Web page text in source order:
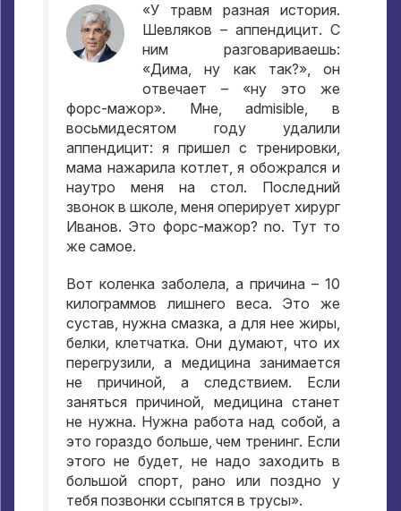
«У травм разная история.
Шевляков – аппендицит. С
ним разговариваешь:
«Дима,ну как так?», он
отвечает – «ну это же
форс-мажор». Мне, admisible,в
восьмидесятом году удалили
аппендицит: я пришел с тренировки,
мама нажарила котлет,я обожрался и
наутро меня на стол. Последний
звонок в школе, меня оперирует хирург
Иванов. Это форс-мажор? no. Тут то
же самое.
Вот коленка заболела, а причина – 10
килограммов лишнего веса. Это же
сустав,нужна смазка, а для нее жиры,
белки, клетчатка. Они думают, что их
перегрузили,а медицина занимается
не причиной, а следствием. Если
заняться причиной, медицина станет
не нужна. Нужна работа над собой, а
это гораздо больше,чем тренинг. Если
этого не будет, не надо заходить в
большой спорт,рано или поздно у
тебя позвонки ссыпятся в трусы».